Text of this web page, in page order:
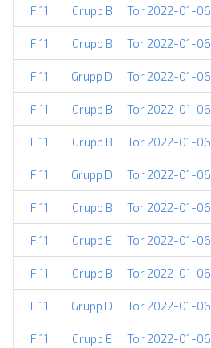
F 11 Grupp B Tor 2022-01-06
F 11 Grupp B Tor 2022-01-06
F 11 Grupp D Tor 2022-01-06
F 11 Grupp B Tor 2022-01-06
F 11 Grupp B Tor 2022-01-06
F 11 Grupp D Tor 2022-01-06
F 11 Grupp B Tor 2022-01-06
F 11 Grupp E Tor 2022-01-06
F 11 Grupp B Tor 2022-01-06
F 11 Grupp D Tor 2022-01-06
F 11 Grupp E Tor 2022-01-06